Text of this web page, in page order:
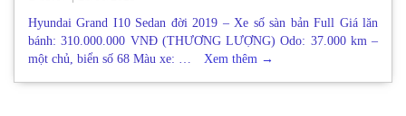
Hyundai Grand I10 Sedan đời 2019 – Xe số sàn bản Full Giá lăn
bánh: 310.000.000 VNĐ (THƯƠNG LƯỢNG) Odo: 37.000 km –
một chủ, biển số 68 Màu xe: …
Xem thêm →